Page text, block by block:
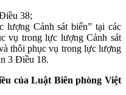
38;
Cảnh sát biển” tại các
vụ trong lực lượng Cảnh sát
thôi phục vụ trong lực lượng
3 Điều 18.
của Luật Biên phòng Việt